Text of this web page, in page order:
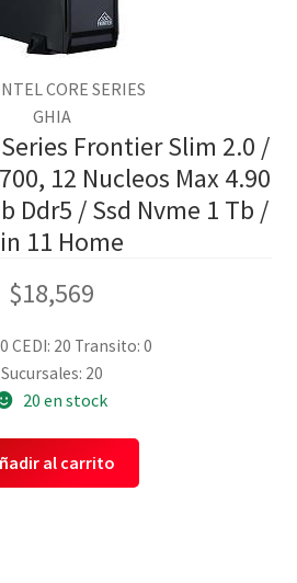
CORE SERIES
GHIA
Frontier Slim 2.0 /
12 Nucleos Max 4.90
Ddr5 / Ssd Nvme 1 Tb /
11 Home
$18,569
CEDI: 20 Transito: 0
Sucursales: 20
20 en stock
al carrito